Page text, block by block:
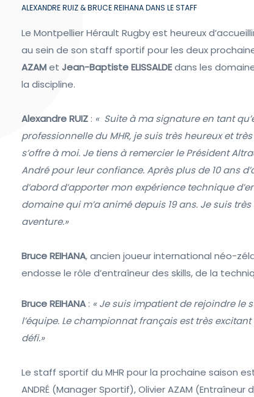
ALEXANDRE RUIZ & BRUCE REIHANA DANS LE STAFF
Le Montpellier Hérault Rugby est heureux
au sein de son staff sportif pour les deux
AZAMetJean-Baptiste ELISSALDEdans les
la discipline.
Alexandre RUIZ : « Suite à ma signature en tant
professionnelle du MHR, je suis très heureux et
s’offre à moi. Je tiens à remercier le Président
André pour leur confiance. Après plus de 10 ans
d’abord d’apporter mon expérience technique
domaine qui m’a animé depuis 19 ans. Je suis
aventure.»
Bruce REIHANA, ancien joueur international néo-
endosse le rôle d’entraîneur des skills, de la
Bruce REIHANA: « Je suis impatient de rejoindre le
l’équipe. Le championnat français est très
défi.»
Le staff sportif du MHR pour la prochaine saison
ANDRÉ (Manager Sportif), Olivier AZAM